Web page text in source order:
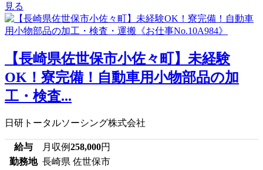
見る
【長崎県佐世保市小佐々町】未経験
OK！寮完備！自動車用小物部品の加
工・検査...
日研トータルソーシング株式会社
給与 月収例258,000円
勤務地 長崎県 佐世保市